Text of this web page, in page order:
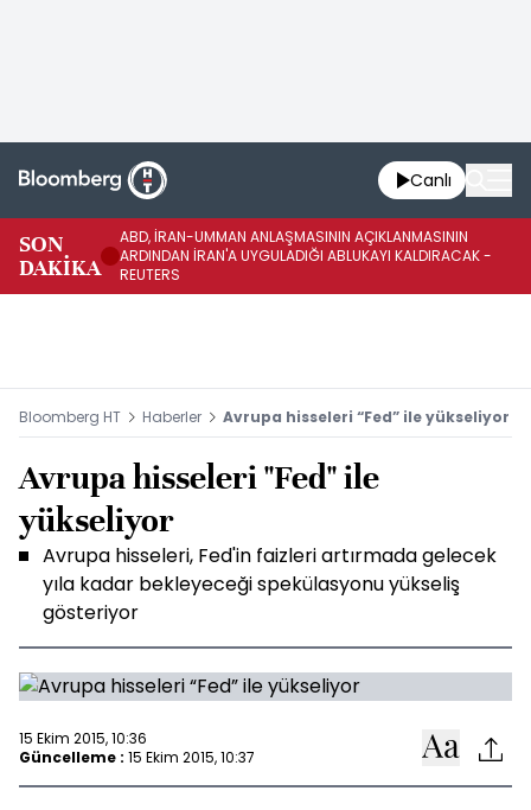
Canlı
SON
DAKİKA
ABD, İRAN-UMMAN ANLAŞMASININ AÇIKLANMASININ
ARDINDAN İRAN'A UYGULADIĞI ABLUKAYI KALDIRACAK -
REUTERS
Bloomberg HT Haberler Avrupa hisseleri “Fed” ile yükseliyor
Avrupa hisseleri "Fed" ile
yükseliyor
Avrupa hisseleri, Fed'in faizleri artırmada gelecek
yıla kadar bekleyeceği spekülasyonu yükseliş
gösteriyor
15 Ekim 2015, 10:36
Güncelleme : 15 Ekim 2015, 10:37